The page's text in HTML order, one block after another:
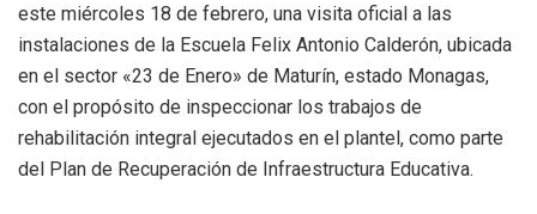
este miércoles 18 de febrero, una visita oficial a las
instalaciones de la Escuela Felix Antonio Calderón, ubicada
en el sector «23 de Enero» de Maturín, estado Monagas,
con el propósito de inspeccionar los trabajos de
rehabilitación integral ejecutados en el plantel, como parte
del Plan de Recuperación de Infraestructura Educativa.